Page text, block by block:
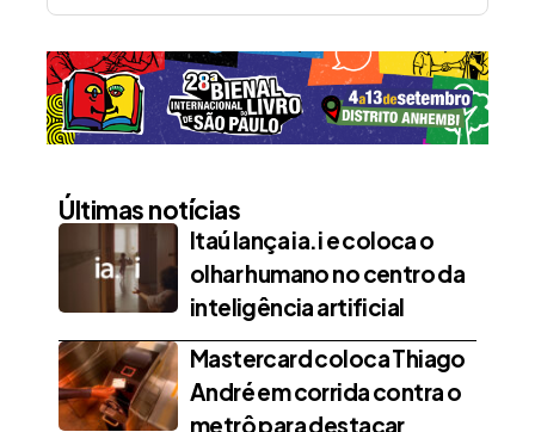
Últimas notícias
Itaú lança ia.i e coloca o
olhar humano no centro da
inteligência artificial
Mastercard coloca Thiago
André em corrida contra o
metrô para destacar